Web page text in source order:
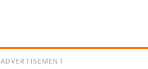
ADVERTISEMENT